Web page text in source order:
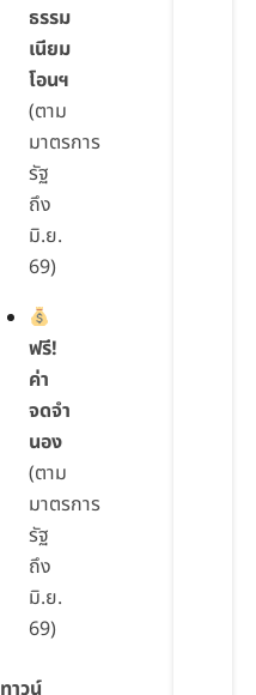
ธรรม
เนียม
โอนฯ
(ตาม
มาตรการ
รัฐ
ถึง
มิ.ย.
69)
ฟรี!
ค่า
จดจำ
นอง
(ตาม
มาตรการ
รัฐ
ถึง
มิ.ย.
69)
ทาวน์